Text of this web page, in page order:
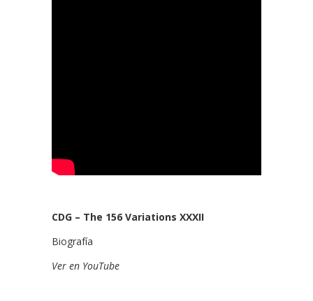
CDG – The 156 Variations XXXII
Biografía
Ver en YouTube